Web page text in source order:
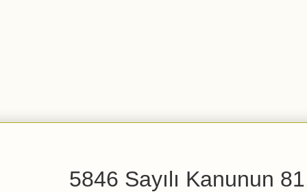
5846 Sayılı Kanunun